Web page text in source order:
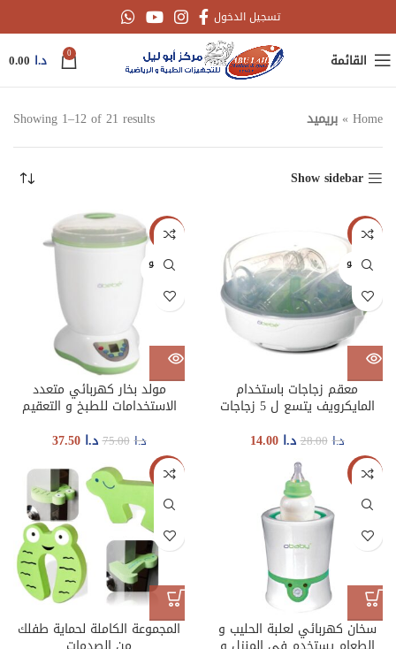
تسجيل الدخول
القائمة 0 د.ا 0.00
Home
» بريميد Showing 1–12 of 21 results
Show sidebar
-50%
غير متو
فر
معقم زجاجات باستخدام
المايكرويف يتسع ل 5 زجاجات
د.ا 28.00 د.ا 14.00
-50%
غير متو
فر
مولد بخار كهربائي متعدد
الاستخدامات للطبخ و التعقيم
د.ا 75.00 د.ا 37.50
-50%
سخان كهربائي لعلبة الحليب و
-50%
المجموعة الكاملة لحماية طفلك